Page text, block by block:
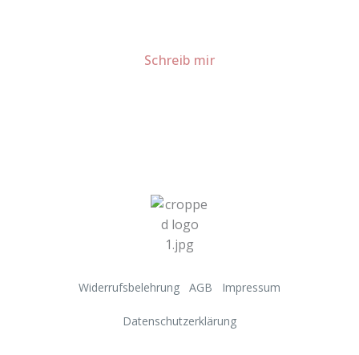
Schreib mir
Widerrufsbelehrung AGB Impressum
Datenschutzerklärung